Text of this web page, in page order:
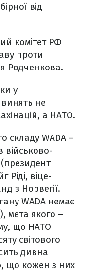
від
комітет РФ
проти
Родченкова.
у
винять не
а НАТО.
складу WADA –
військово-
Ріді, віце-
з Норвегії.
WADA немає
мета якого –
що НАТО
світового
дивна
що кожен з них